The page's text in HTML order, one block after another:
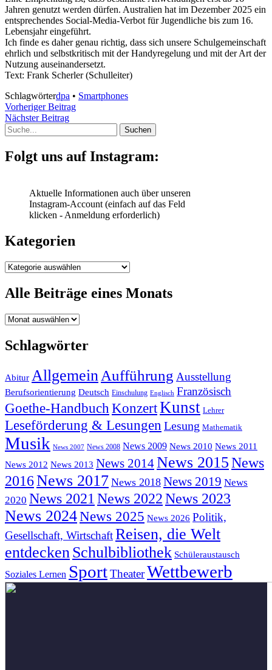
Jahren genutzt werden dürfen. Australien hat im Dezember 2025 ein
entsprechendes Social-Media-Verbot für Jugendliche bis zum 16.
Lebensjahr eingeführt.
Ich finde es daher genau richtig, dass sich unsere Schulgemeinschaft
ehrlich und selbstkritisch mit der Handyregelung und mit der Art der
Nutzung auseinandersetzt.
Text: Frank Scherler (Schulleiter)
Schlagwörterdpa • Smartphones
Beitragsnavigation
Vorheriger BeitragVorheriger
Nächster BeitragNächster
Suche
Folgt uns auf Instagram:
Aktuelle Informationen auch über unseren
Instagram-Account (einfach auf das Feld
klicken - Anmeldung erforderlich)
Kategorien
Kategorien
Alle Beiträge eines Monats
Alle
eines
Monats
Schlagwörter
Abitur Allgemein Aufführung Ausstellung
Berufsorientierung Deutsch Einschulung Englisch Französisch
Goethe-Handbuch KonzertKunst Lehrer
Leseförderung & Lesungen Lesung Mathematik
Musik News 2007 News 2008 News 2009 News 2010 News 2011
News 2012 News 2013 News 2014News 2015News
2016News 2017 News 2018 News 2019 News
2020 News 2021 News 2022News 2023
News 2024News 2025 News 2026 Politik,
Gesellschaft, WirtschaftReisen, die Welt
entdecken Schulbibliothek Schüleraustausch
Soziales Lernen SportTheaterWettbewerb